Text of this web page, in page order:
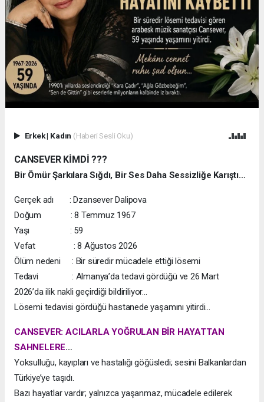
Erkek| Kadın (Haberi Sesli Oku)
CANSEVER KİMDİ ???
Bir Ömür Şarkılara Sığdı, Bir Ses Daha Sessizliğe Karıştı…
Gerçek adı : Dzansever Dalipova
Doğum : 8 Temmuz 1967
Yaşı : 59
Vefat : 8 Ağustos 2026
Ölüm nedeni : Bir süredir mücadele ettiği lösemi
Tedavi : Almanya’da tedavi gördüğü ve 26 Mart
2026’da ilik nakli geçirdiği bildiriliyor...
Lösemi tedavisi gördüğü hastanede yaşamını yitirdi...
CANSEVER: ACILARLA YOĞRULAN BİR HAYATTAN
SAHNELERE…
Yoksulluğu, kayıpları ve hastalığı göğüsledi; sesini Balkanlardan
Türkiye’ye taşıdı.
Bazı hayatlar vardır; yalnızca yaşanmaz, mücadele edilerek